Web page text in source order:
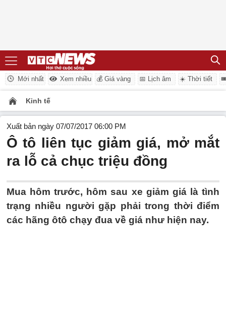
Mới nhất Xem nhiều 💰 Giá vàng 📅 Lịch âm ☀️ Thời tiết
Kinh tế
Xuất bản ngày 07/07/2017 06:00 PM
Ô tô liên tục giảm giá, mở mắt
ra lỗ cả chục triệu đồng
Mua hôm trước, hôm sau xe giảm giá là tình
trạng nhiều người gặp phải trong thời điểm
các hãng ôtô chạy đua về giá như hiện nay.